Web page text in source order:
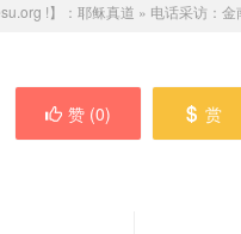
!】： 耶稣真道 » 电话采访：
赞 (0) 赏